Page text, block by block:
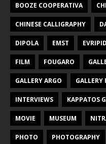
BOOZE COOPERATIVA
CHINESE CALLIGRAPHY
DIPOLA EMST
FILM FOUGARO
GALLERY ARGO GALLERY
INTERVIEWS KAPPATOS
MOVIE MUSEUM
PHOTO PHOTOGRAPHY